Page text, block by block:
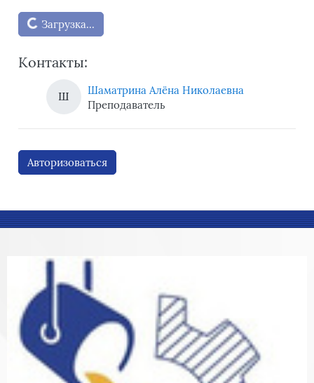
Блоки
Загрузка...
Контакты:
Ш
Шаматрина Алёна Николаевна
Преподаватель
Авторизоваться
Блоки